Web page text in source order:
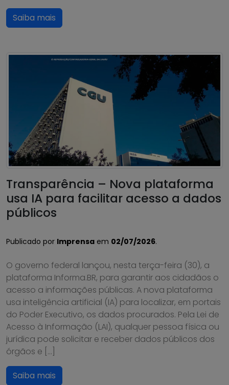
Saiba mais
Transparência – Nova plataforma
usa IA para facilitar acesso a dados
públicos
Publicado por Imprensa em 02/07/2026.
O governo federal lançou, nesta terça-feira (30), a
plataforma Informa.BR, para garantir aos cidadãos o
acesso a informações públicas. A nova plataforma
usa inteligência artificial (IA) para localizar, em portais
do Poder Executivo, os dados procurados. Pela Lei de
Acesso à Informação (LAI), qualquer pessoa física ou
jurídica pode solicitar e receber dados públicos dos
órgãos e […]
Saiba mais